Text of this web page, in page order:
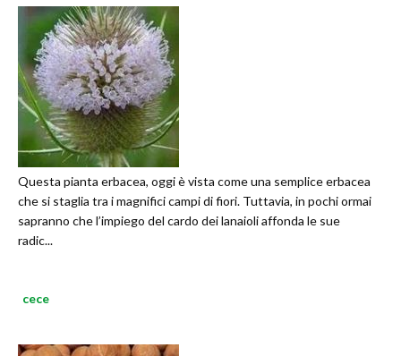
Questa pianta erbacea, oggi è vista come una semplice erbacea
che si staglia tra i magnifici campi di fiori. Tuttavia, in pochi ormai
sapranno che l’impiego del cardo dei lanaioli affonda le sue
radic...
cece